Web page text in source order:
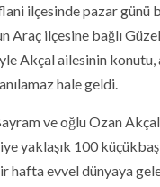
ilçesinde pazar günü
Araç ilçesine bağlı
Akçal ailesinin konutu,
hale geldi.
ve oğlu Ozan
yaklaşık 100 küçükbaş
hafta evvel dünyaya